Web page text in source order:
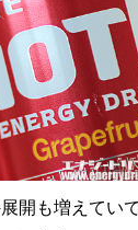
開も増えてい